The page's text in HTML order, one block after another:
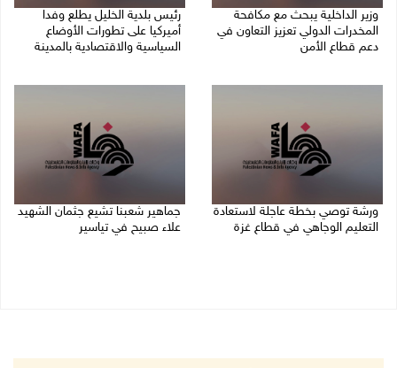
وزير الداخلية يبحث مع مكافحة
المخدرات الدولي تعزيز التعاون في
دعم قطاع الأمن
رئيس بلدية الخليل يطلع وفدا
أميركيا على تطورات الأوضاع
السياسية والاقتصادية بالمدينة
ورشة توصي بخطة عاجلة لاستعادة
التعليم الوجاهي في قطاع غزة
جماهير شعبنا تشيع جثمان الشهيد
علاء صبيح في تياسير